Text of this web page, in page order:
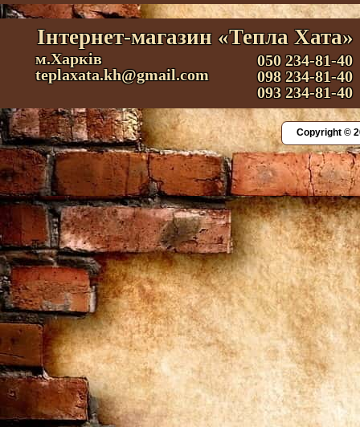
Інтернет-магазин «Тепла Хата»
м.Харків
teplaxata.kh@gmail.com
050 234-81-40
098 234-81-40
093 234-81-40
Copyright ©